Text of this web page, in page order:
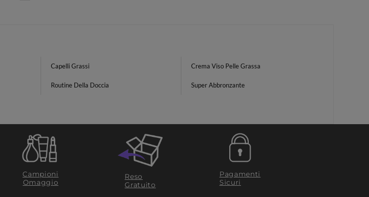
Capelli Grassi Crema Viso Pelle Grassa
Routine Della Doccia Super Abbronzante
Campioni
Omaggio
Reso
Gratuito
Pagamenti
Sicuri